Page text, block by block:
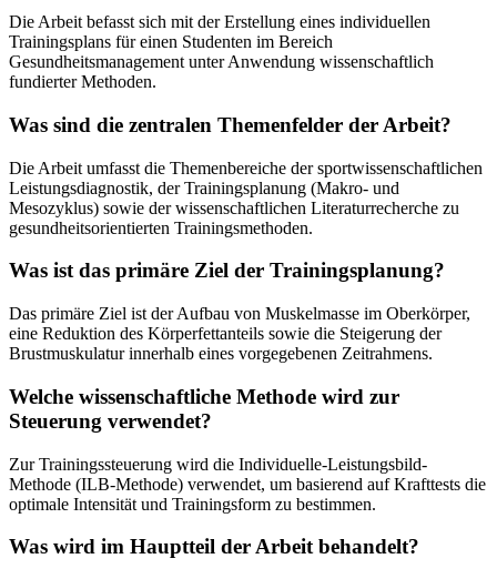
Die Arbeit befasst sich mit der Erstellung eines individuellen
Trainingsplans für einen Studenten im Bereich
Gesundheitsmanagement unter Anwendung wissenschaftlich
fundierter Methoden.
Was sind die zentralen Themenfelder der Arbeit?
Die Arbeit umfasst die Themenbereiche der sportwissenschaftlichen
Leistungsdiagnostik, der Trainingsplanung (Makro- und
Mesozyklus) sowie der wissenschaftlichen Literaturrecherche zu
gesundheitsorientierten Trainingsmethoden.
Was ist das primäre Ziel der Trainingsplanung?
Das primäre Ziel ist der Aufbau von Muskelmasse im Oberkörper,
eine Reduktion des Körperfettanteils sowie die Steigerung der
Brustmuskulatur innerhalb eines vorgegebenen Zeitrahmens.
Welche wissenschaftliche Methode wird zur
Steuerung verwendet?
Zur Trainingssteuerung wird die Individuelle-Leistungsbild-
Methode (ILB-Methode) verwendet, um basierend auf Krafttests die
optimale Intensität und Trainingsform zu bestimmen.
Was wird im Hauptteil der Arbeit behandelt?